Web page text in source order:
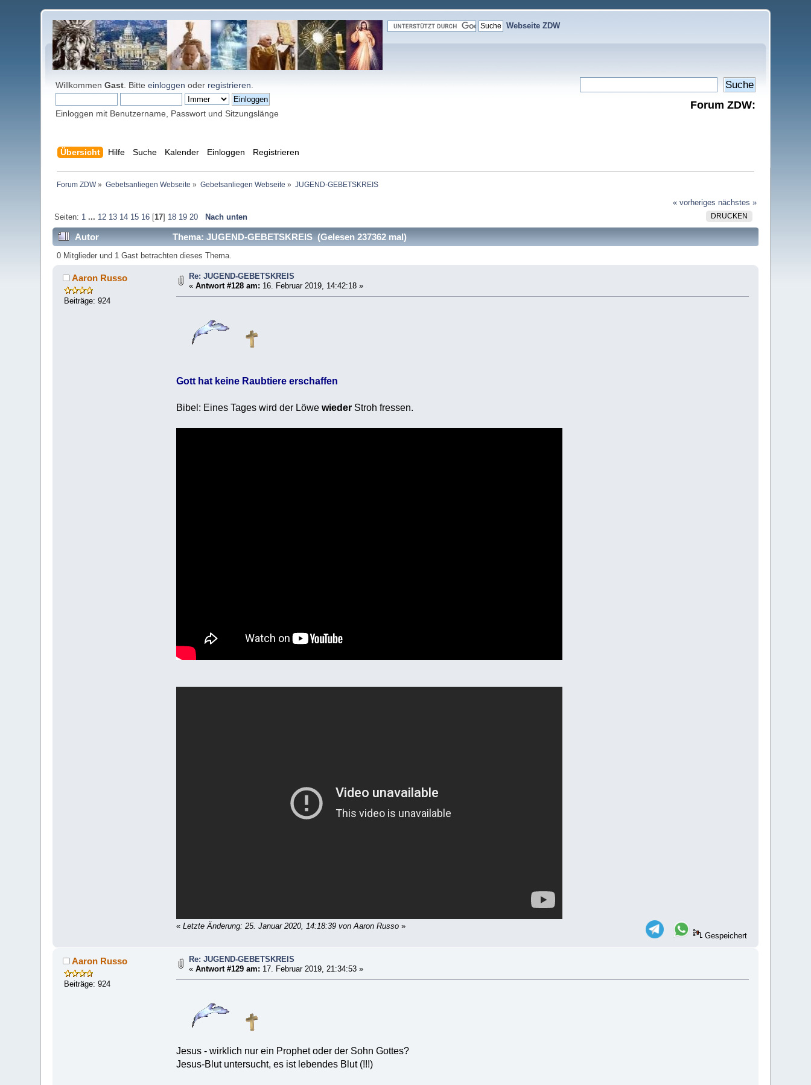
Webseite ZDW
WillkommenGast . Bitteeinloggen oder registrieren
Einloggen mit Benutzername, Passwort und Sitzungslänge
Forum ZDW:
Übersicht Hilfe Suche Kalender Einloggen Registrieren
Forum ZDW» Gebetsanliegen Webseite » Gebetsanliegen Webseite » JUGEND-GEBETSKREIS
« vorheriges nächstes »
DRUCKEN
Seiten: 1 ... 12 13 14 15 16[17] 18 19 20 Nach unten
Autor Thema: JUGEND-GEBETSKREIS (Gelesen 237362 mal)
0 Mitglieder und 1 Gast betrachten dieses Thema.
Aaron Russo
Beiträge: 924
Re: JUGEND-GEBETSKREIS
«Antwort #128 am: 16. Februar 2019, 14:42:18 »
Gott hat keine Raubtiere erschaffen
Bibel: Eines Tages wird der Löwe wieder Stroh fressen.
« Letzte Änderung: 25. Januar 2020, 14:18:39 von Aaron Russo »
Gespeichert
Aaron Russo
Beiträge: 924
Re: JUGEND-GEBETSKREIS
«Antwort #129 am: 17. Februar 2019, 21:34:53 »
Jesus - wirklich nur ein Prophet oder der Sohn Gottes?
Jesus-Blut untersucht, es ist lebendes Blut (!!!)